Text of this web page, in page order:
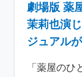
劇場版 薬
茉莉也演
ジュアル
「薬屋の